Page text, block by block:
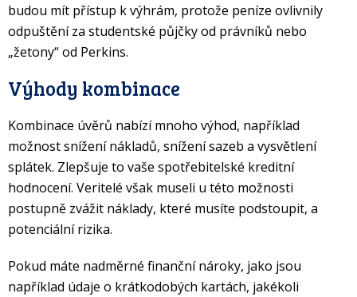
budou mít přístup k výhrám, protože peníze ovlivnily
odpuštění za studentské půjčky od právníků nebo
„žetony“ od Perkins.
Výhody kombinace
Kombinace úvěrů nabízí mnoho výhod, například
možnost snížení nákladů, snížení sazeb a vysvětlení
splátek. Zlepšuje to vaše spotřebitelské kreditní
hodnocení. Veritelé však museli u této možnosti
postupně zvážit náklady, které musíte podstoupit, a
potenciální rizika.
Pokud máte nadměrné finanční nároky, jako jsou
například údaje o krátkodobých kartách, jakékoli